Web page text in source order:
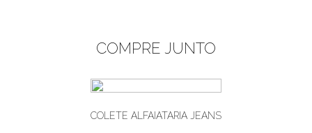
COMPRE JUNTO
COLETE ALFAIATARIA JEANS